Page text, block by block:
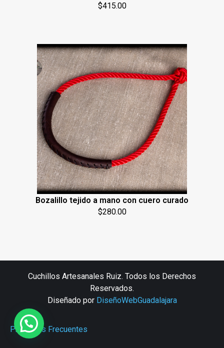
$415.00
Bozalillo tejido a mano con cuero curado
$280.00
Cuchillos Artesanales Ruiz. Todos los Derechos
Reservados.
Diseñado por DiseñoWebGuadalajara
Preguntas Frecuentes